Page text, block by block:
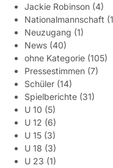
Jackie Robinson (4)
Nationalmannschaft
Neuzugang (1)
News (40)
ohne Kategorie (105)
Pressestimmen (7)
Schüler (14)
Spielberichte (31)
U 10 (5)
U 12 (6)
U 15 (3)
U 18 (3)
U 23 (1)